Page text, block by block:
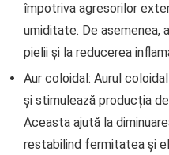
împotriva agresorilor
umiditate. De asemenea,
pielii și la reducerea
Aur coloidal: Aurul
și stimulează producția
Aceasta ajută la
restabilind fermitatea și